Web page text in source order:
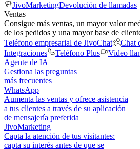
JivoMarketingDevolución de llamadas
Ventas
Consigue más ventas, un mayor valor
de los pedidos y una mayor base de
Teléfono empresarial de JivoChat
Chat
Integraciones
Teléfono Plus Video
Agente de IA
Gestiona las preguntas
más frecuentes
WhatsApp
Aumenta las ventas y ofrece asistencia
a tus clientes a través de su aplicación
de mensajería preferida
JivoMarketing
Capta la atención de tus visitantes:
capta su interés antes de que se